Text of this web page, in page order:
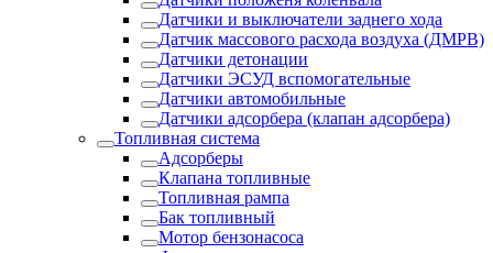
Датчики и выключатели заднего хода
Датчик массового расхода воздуха (ДМРВ)
Датчики детонации
Датчики ЭСУД вспомогательные
Датчики автомобильные
Датчики адсорбера (клапан адсорбера)
Топливная система
Адсорберы
Клапана топливные
Топливная рампа
Бак топливный
Мотор бензонасоса